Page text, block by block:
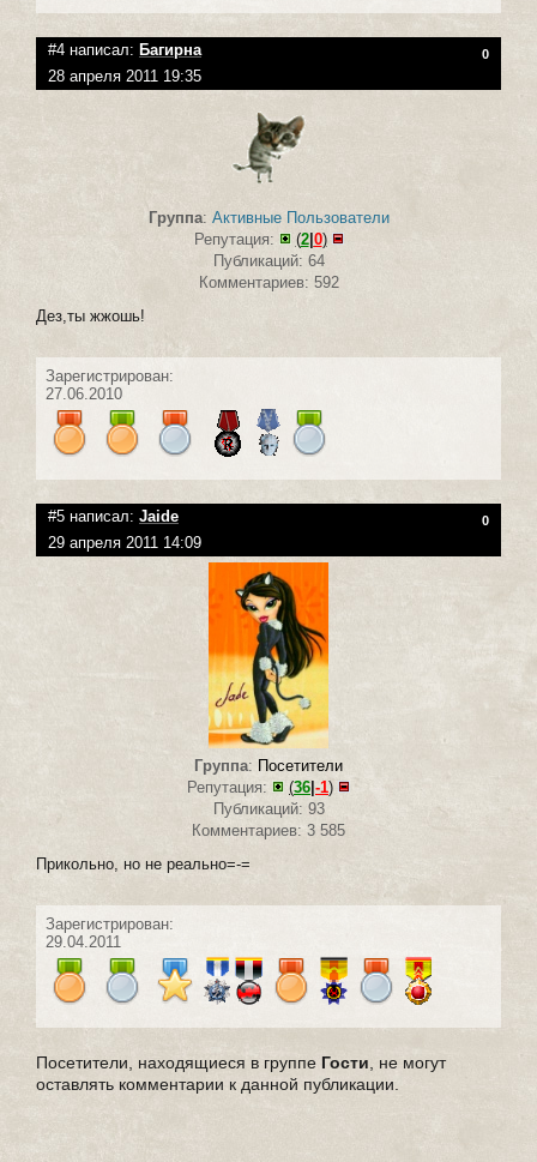
#4 написал: Багирна 0
28 апреля 2011 19:35
Группа: Активные Пользователи
Репутация:
(2| 0)
Публикаций: 64
Комментариев: 592
Дез,ты жжошь!
Зарегистрирован:
27.06.2010
#5 написал: Jaide 0
29 апреля 2011 14:09
Группа: Посетители
Репутация:
(36 -1)
Публикаций: 93
Комментариев: 3 585
Прикольно, но не реально=-=
Зарегистрирован:
29.04.2011
Посетители, находящиеся в группе Гости , не могут
оставлять комментарии к данной публикации.